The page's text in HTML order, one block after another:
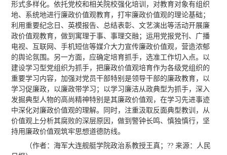
形式多样化。依托党校和相关院校强化培训，对教育对象有组织
地、系统地进行廉政价值观教育，打牢廉政价值观的理论基础；
利用重要纪念日、英模报告、总结表彰、文艺演出等活动开展廉
政价值观教育，做到寓理于事、事理交融；运用党报党刊、广播
电视、互联网、手机短信等媒介大力宣传廉政价值观，营造浓郁
的舆论氛围。另一方面，应确定培育抓手，选准工作切入点。以
建设学习型党组织为抓手，把廉政价值观培育作为各级党组织的
重要学习内容，加强对党员干部特别是领导干部的廉政教育，以
学习促廉政，以廉政带学习；以学习廉洁从政典型为抓手，深入
发掘典型人物的高尚精神特别是其廉政价值观，在学习先进事迹
中深化对廉政价值观的理解。同时，注重汲取反面典型教训，从
价值观上分析其腐败的深层原因，做到警钟长鸣、慎独慎行，坚
持用廉政价值观筑牢思想道德防线。
（作者：海军大连舰艇学院政治系教授王真；?? 来源：人民